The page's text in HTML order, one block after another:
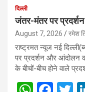
दिल्ली
जंतर-मंतर पर प्रदर्शन
August 7, 2026 रमेश
राष्ट्रमत न्यूज नई
पर प्रदर्शन और आंदोलन
के बीचों-बीच होने वाले